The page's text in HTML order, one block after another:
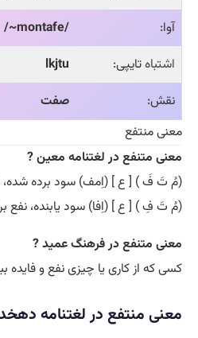
آوا:
/montafe~/
اشتباهتایپی:
lkjtu
نقش:
صفت
معنی منتفع
معنی متنفع در لغتنامه معین ?
(مُ تَ فَ ) [ ع ] (اِمف) سود برده شده،
(مُ تَ فِ ) [ ع ] (اِفا) سود یابنده، نفع
معنی متنفع در فرهنگ عمید ?
کسی که از کاری یا چیزی نفع و فایده
معنی منتفع در لغتنامه